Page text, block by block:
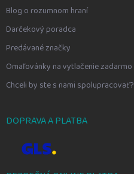
Blog o rozumnom hraní
Darčekový poradca
Predávané značky
Omaľovánky na vytlačenie zadarmo
Chceli by ste s nami spolupracovať?
DOPRAVA A PLATBA